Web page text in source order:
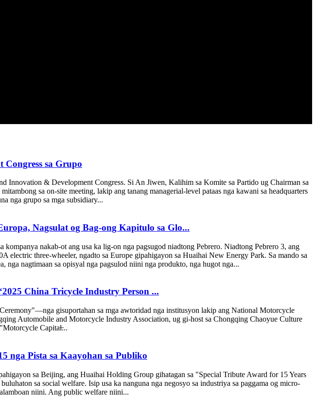
Congress sa Grupo
Innovation & Development Congress. Si An Jiwen, Kalihim sa Komite sa Partido ug Chairman sa
sa on-site meeting, lakip ang tanang managerial-level pataas nga kawani sa headquarters
nga grupo sa mga subsidiary...
Nagsulat og Bag-ong Kapitulo sa Glo...
kompanya nakab-ot ang usa ka lig-on nga pagsugod niadtong Pebrero. Niadtong Pebrero 3, ang
electric three-wheeler, ngadto sa Europe gipahigayon sa Huaihai New Energy Park. Sa mando sa
nga nagtimaan sa opisyal nga pagsulod niini nga produkto, nga hugot nga...
China Tricycle Industry Person ...
gisuportahan sa mga awtoridad nga institusyon lakip ang National Motorcycle
Automobile and Motorcycle Industry Association, ug gi-host sa Chongqing Chaoyue Culture
Capital̶...
nga Pista sa Kaayohan sa Publiko
sa Beijing, ang Huaihai Holding Group gihatagan sa "Special Tribute Award for 15 Years
sa social welfare. Isip usa ka nanguna nga negosyo sa industriya sa paggama og micro-
niini. Ang public welfare niini...